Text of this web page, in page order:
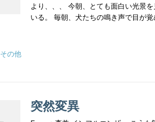
より、、、 今朝、とても面白い光景
いる。 毎朝、犬たちの鳴き声で目が
その他
突然変異